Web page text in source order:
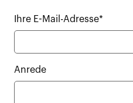
Ihre E-Mail-Adresse*
Anrede